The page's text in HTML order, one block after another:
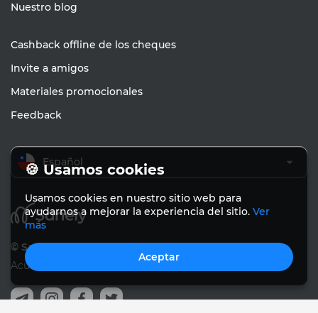
Nuestro blog
Cashback offline de los cheques
Invite a amigos
Materiales promocionales
Feedback
Español
© Sanely 2017 – 2026
Acuerdo de usuario
🍪 Usamos cookies
Usamos cookies en nuestro sitio web para
ayudarnos a mejorar la experiencia del sitio. Ver
más
Aceptar